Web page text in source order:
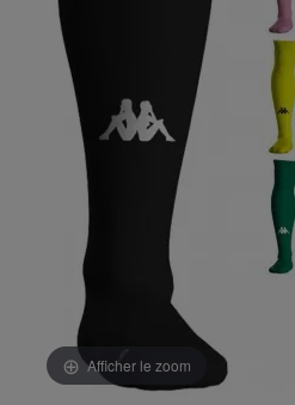
Afficher le zoom